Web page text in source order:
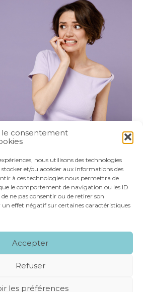
le consentement
nous utilisons des technologies
stocker et/ou accéder aux informations des
à ces technologies nous permettra de
le comportement de navigation ou les ID
ne pas consentir ou de retirer son
effet négatif sur certaines caractéristiques
Accepter
Refuser
les préférences
NOS SERVICES
RECRUTEMENT CONTACT
PLAN DU SITE